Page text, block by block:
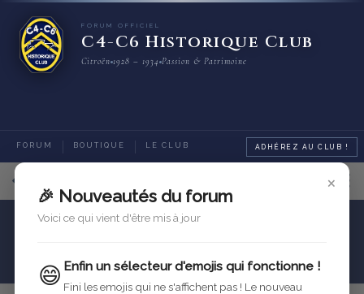
FORUM OFFICIEL
C4-C6 Historique Club
Citroën 1928 – 1934 Passion & Patrimoine
FORUM BOUTIQUE LE CLUB ADHÉREZ AU CLUB !
×
🎉 Nouveautés du forum
Voici ce qui vient d'être mis à jour
😄 Enfin un sélecteur d'emojis qui fonctionne !
Fini les emojis qui ne s'affichent pas ! Le nouveau
Carrosserie Sellerie et Intérieur